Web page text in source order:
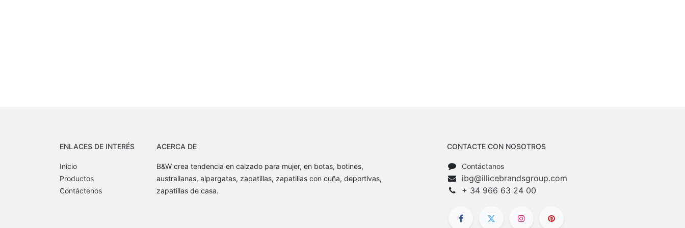
ENLACES DE INTERÉS
Inicio
Productos
Contáctenos
ACERCA DE
B&W crea tendencia en calzado para mujer, en botas, botines,
australianas, alpargatas, zapatillas, zapatillas con cuña, deportivas,
zapatillas de casa.
CONTACTE CON NOSOTROS
Contáctanos
ibg@illicebrandsgroup.com
+ 34 966 63 24 00